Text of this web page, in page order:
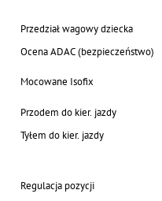
Przedział wagowy dziecka
Ocena ADAC (bezpieczeństwo)
Mocowane Isofix
Przodem do kier. jazdy
Tyłem do kier. jazdy
Regulacja pozycji